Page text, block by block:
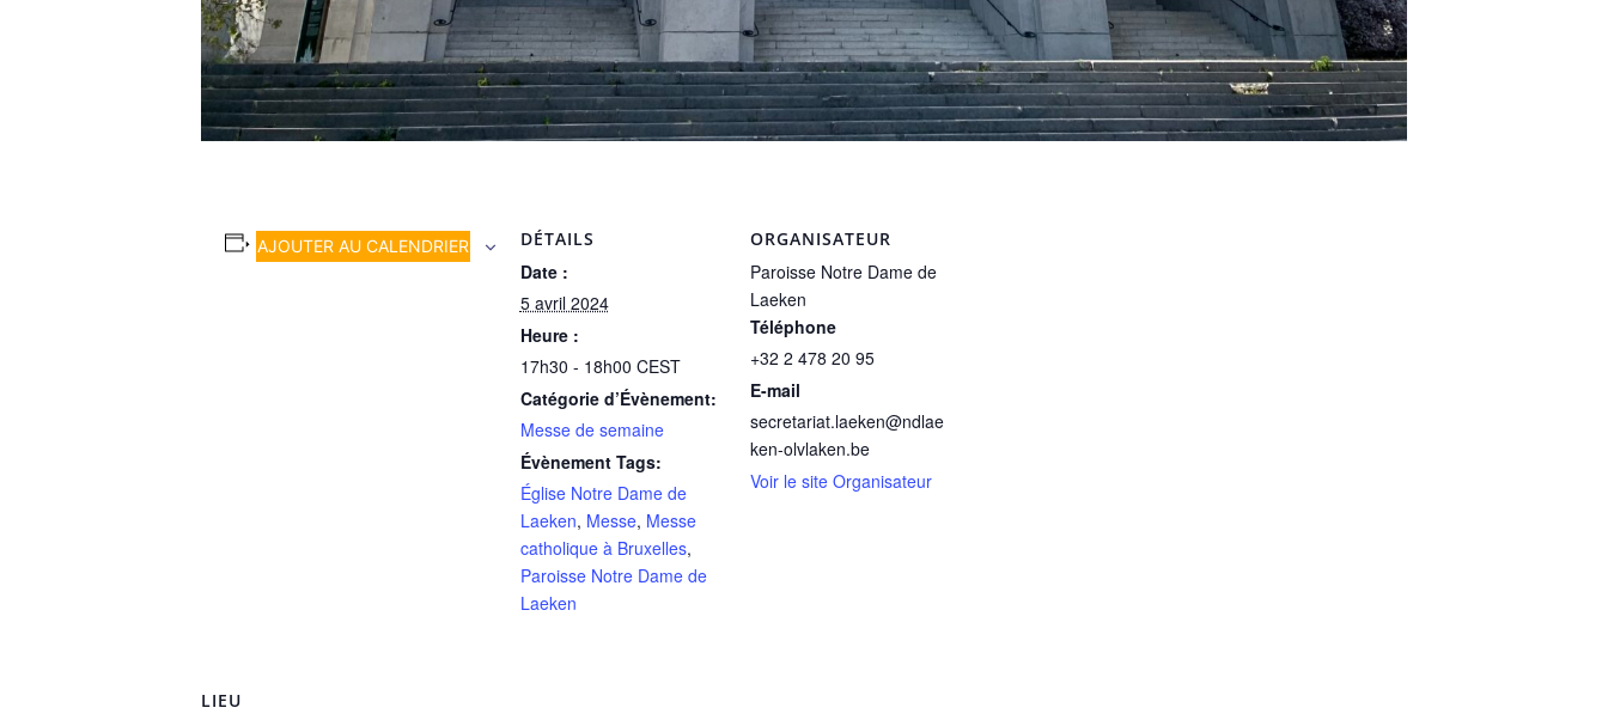
AJOUTER AU CALENDRIER DÉTAILS
Date :
5 avril 2024
Heure :
17h30 - 18h00 CEST
Catégorie d’Évènement:
Messe de semaine
Évènement Tags:
Église Notre Dame de
Laeken, Messe, Messe
catholique à Bruxelles,
Paroisse Notre Dame de
Laeken
ORGANISATEUR
Paroisse Notre Dame de
Laeken
Téléphone
+32 2 478 20 95
E-mail
secretariat.laeken@ndlae
ken-olvlaken.be
Voir le site Organisateur
LIEU